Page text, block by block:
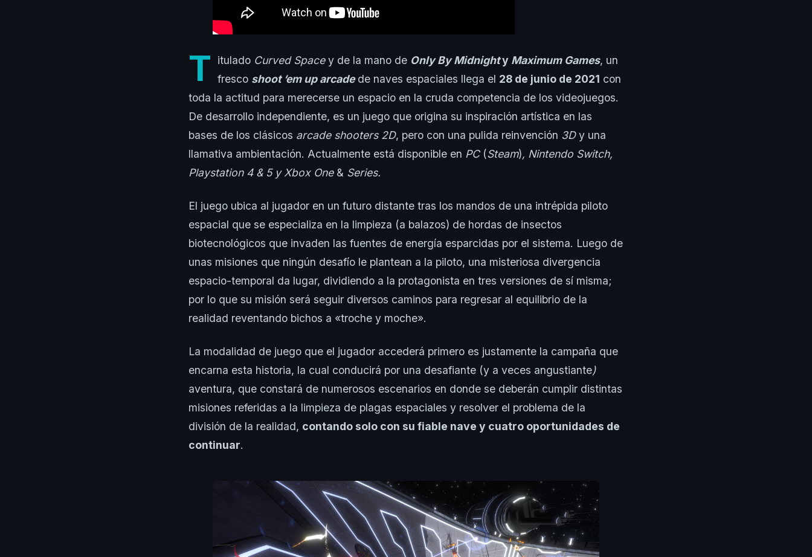
T itulado Curved Spacey de la mano de Only By Midnighty Maximum Games, un
fresco shoot ‘em up arcadede naves espaciales llega el 28 de junio de 2021 con
toda la actitud para merecerse un espacio en la cruda competencia de los videojuegos.
De desarrollo independiente, es un juego que origina su inspiración artística en las
bases de los clásicos arcade shooters 2D, pero con una pulida reinvención 3Dy una
llamativa ambientación. Actualmente está disponible en PC (Steam), Nintendo Switch,
Playstation 4 & 5 y Xbox One & Series.
El juego ubica al jugador en un futuro distante tras los mandos de una intrépida piloto
espacial que se especializa en la limpieza (a balazos) de hordas de insectos
biotecnológicos que invaden las fuentes de energía esparcidas por el sistema. Luego de
unas misiones que ningún desafío le plantean a la piloto, una misteriosa divergencia
espacio-temporal da lugar, dividiendo a la protagonista en tres versiones de sí misma;
por lo que su misión será seguir diversos caminos para regresar al equilibrio de la
realidad reventando bichos a «troche y moche».
La modalidad de juego que el jugador accederá primero es justamente la campaña que
encarna esta historia, la cual conducirá por una desafiante (y a veces angustiante)
aventura, que constará de numerosos escenarios en donde se deberán cumplir distintas
misiones referidas a la limpieza de plagas espaciales y resolver el problema de la
división de la realidad, contando solo con su fiable nave y cuatro oportunidades de
continuar.